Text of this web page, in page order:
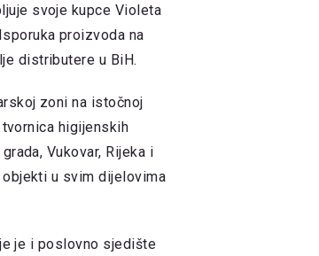
svoje kupce Violeta
proizvoda na
distributere u BiH.
zoni na istočnoj
higijenskih
Vukovar, Rijeka i
u svim dijelovima
je i poslovno sjedište